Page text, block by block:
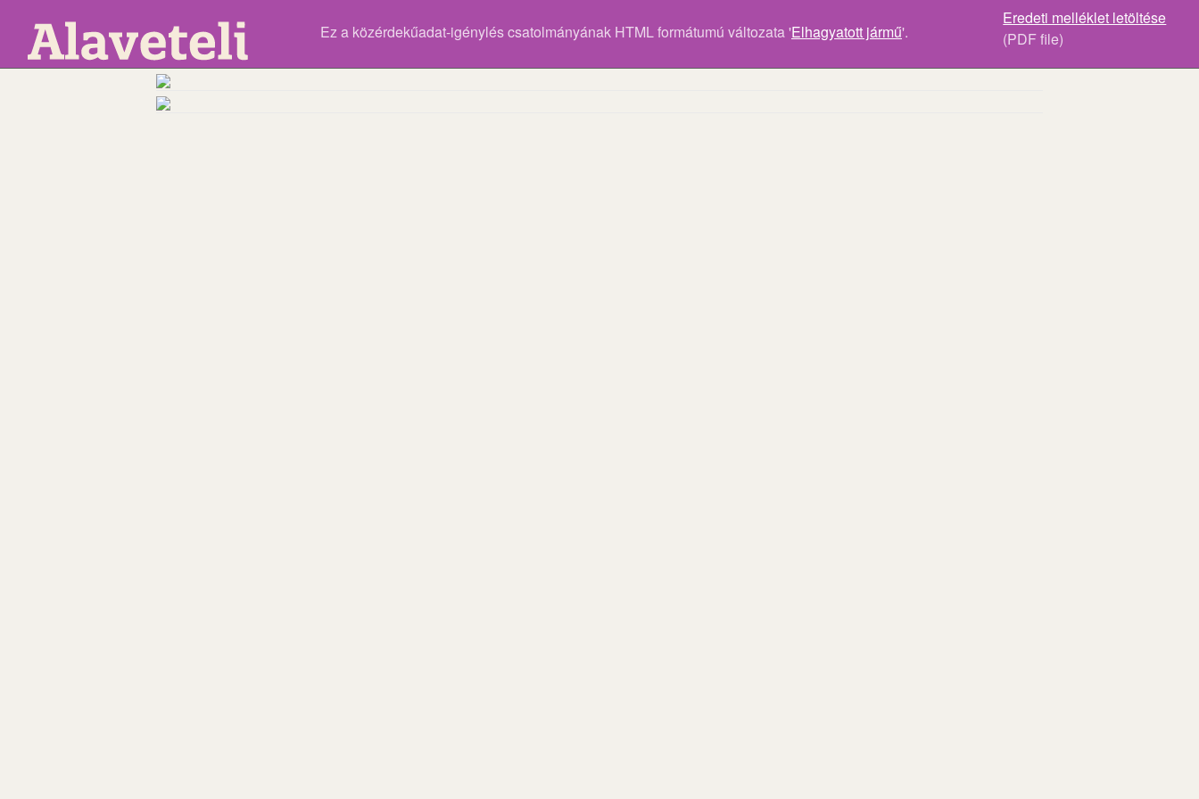
Eredeti melléklet letöltése
(PDF file)
Ez a közérdekűadat-igénylés csatolmányának HTML formátumú változata 'Elhagyatott jármű'.